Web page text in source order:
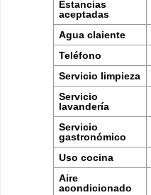
Estancias
aceptadas
Agua claiente
Teléfono
Servicio limpieza
Servicio
lavandería
Servicio
gastronómico
Uso cocina
Aire
acondicionado